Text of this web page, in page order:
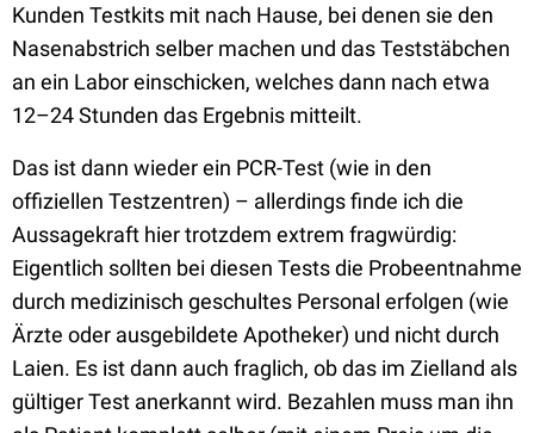
Kunden Testkits mit nach Hause, bei denen sie den
Nasenabstrich selber machen und das Teststäbchen
an ein Labor einschicken, welches dann nach etwa
12–24 Stunden das Ergebnis mitteilt.
Das ist dann wieder ein PCR-Test (wie in den
offiziellen Testzentren) – allerdings finde ich die
Aussagekraft hier trotzdem extrem fragwürdig:
Eigentlich sollten bei diesen Tests die Probeentnahme
durch medizinisch geschultes Personal erfolgen (wie
Ärzte oder ausgebildete Apotheker) und nicht durch
Laien. Es ist dann auch fraglich, ob das im Zielland als
gültiger Test anerkannt wird. Bezahlen muss man ihn